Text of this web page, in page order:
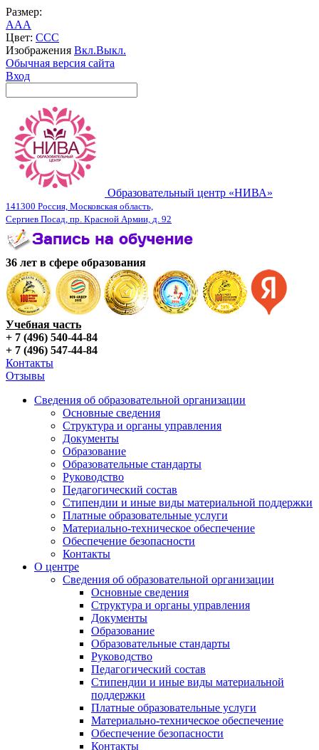
Размер:
AAA
Цвет: CCC
Изображения Вкл.Выкл.
Обычная версия сайта
Вход
Образовательный центр «НИВА»
141300 Россия, Московская область,
Сергиев Посад, пр. Красной Армии, д. 92
36 лет в сфере образования
Учебная часть
+ 7 (496) 540-44-84
+ 7 (496) 547-44-84
Контакты
Отзывы
Сведения об образовательной организации
Основные сведения
Структура и органы управления
Документы
Образование
Образовательные стандарты
Руководство
Педагогический состав
Стипендии и иные виды материальной поддержки
Платные образовательные услуги
Материально-техническое обеспечение
Обеспечение безопасности
Контакты
О центре
Сведения об образовательной организации
Основные сведения
Структура и органы управления
Документы
Образование
Образовательные стандарты
Руководство
Педагогический состав
Стипендии и иные виды материальной
поддержки
Платные образовательные услуги
Материально-техническое обеспечение
Обеспечение безопасности
Контакты